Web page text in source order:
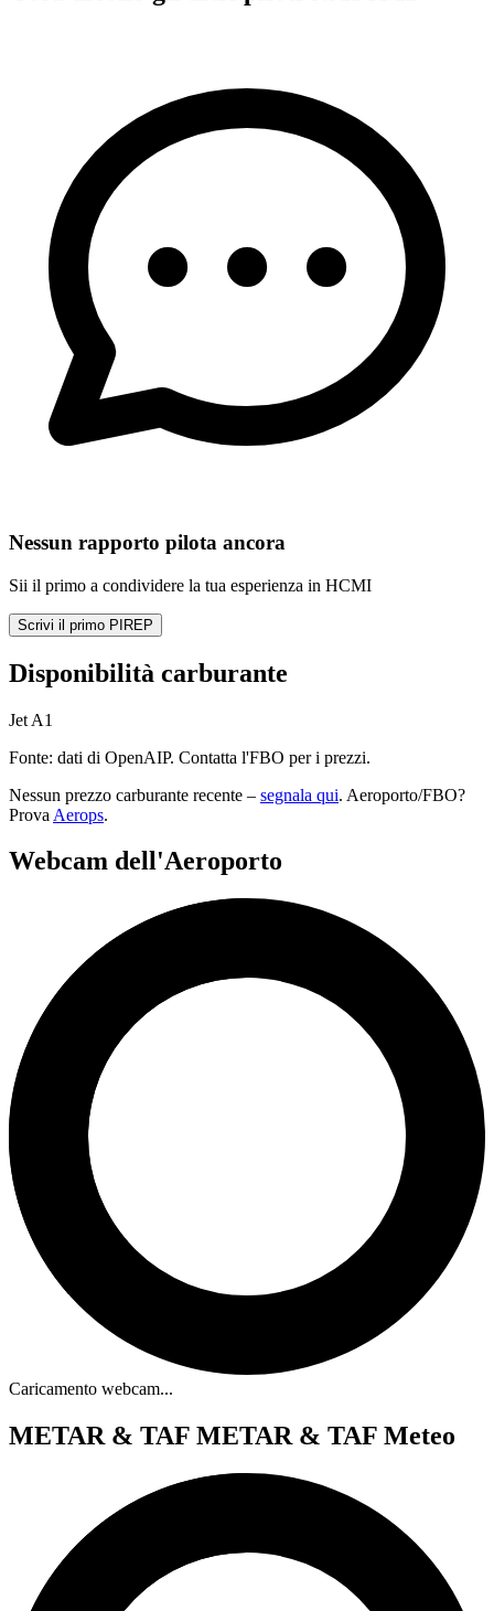
Nessun rapporto pilota ancora
Sii il primo a condividere la tua esperienza in HCMI
Scrivi il primo PIREP
Disponibilità carburante
Jet A1
Fonte: dati di OpenAIP. Contatta l'FBO per i prezzi.
Nessun prezzo carburante recente – segnala qui. Aeroporto/FBO?
Prova Aerops.
Webcam dell'Aeroporto
Caricamento webcam...
METAR & TAF METAR & TAF Meteo